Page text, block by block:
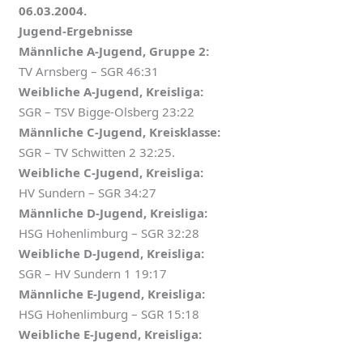
06.03.2004.
Jugend-Ergebnisse
Männliche A-Jugend, Gruppe 2:
TV Arnsberg – SGR 46:31
Weibliche A-Jugend, Kreisliga:
SGR – TSV Bigge-Olsberg 23:22
Männliche C-Jugend, Kreisklasse:
SGR – TV Schwitten 2 32:25.
Weibliche C-Jugend, Kreisliga:
HV Sundern – SGR 34:27
Männliche D-Jugend, Kreisliga:
HSG Hohenlimburg – SGR 32:28
Weibliche D-Jugend, Kreisliga:
SGR – HV Sundern 1 19:17
Männliche E-Jugend, Kreisliga:
HSG Hohenlimburg – SGR 15:18
Weibliche E-Jugend, Kreisliga: